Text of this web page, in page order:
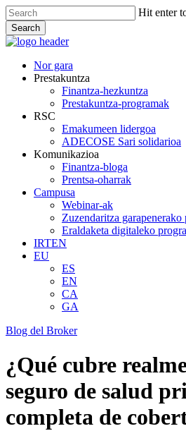
Skip
to
main
content
Hit enter
Search
Close
Menu
Nor gara
Prestakuntza
Finantza-hezkuntza
Prestakuntza-programak
RSC
Emakumeen lidergoa
ADECOSE Sari solidarioa
Komunikazioa
Finantza-bloga
Prentsa-oharrak
Campusa
Webinar-ak
Zuzendaritza garapenerako
Eraldaketa digitaleko
IRTEN
EU
ES
EN
CA
GA
Blog del Broker
¿Qué cubre
seguro de salud
completa de